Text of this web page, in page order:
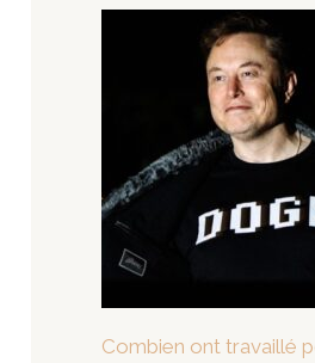
Combien ont travaillé